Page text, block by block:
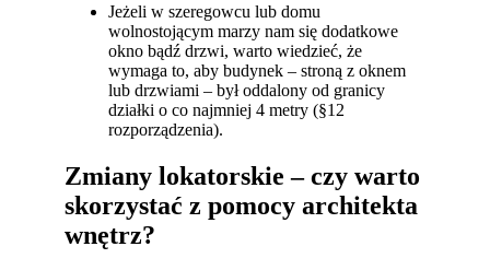
Jeżeli w szeregowcu lub domu
wolnostojącym marzy nam się dodatkowe
okno bądź drzwi, warto wiedzieć, że
wymaga to, aby budynek – stroną z oknem
lub drzwiami – był oddalony od granicy
działki o co najmniej 4 metry (§12
rozporządzenia).
Zmiany lokatorskie – czy warto
skorzystać z pomocy architekta
wnętrz?